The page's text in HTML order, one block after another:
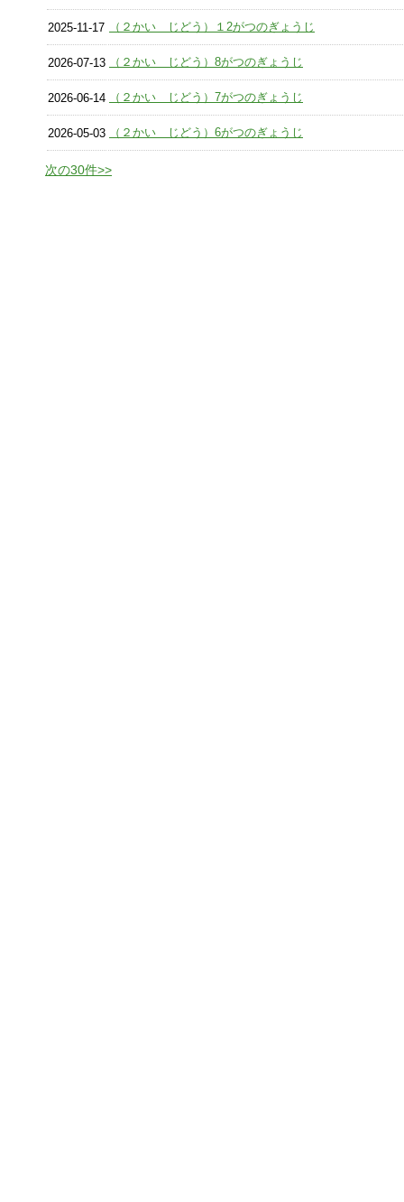
2025-11-17 （２かい じどう）１2がつのぎょうじ
2026-07-13 （２かい じどう）8がつのぎょうじ
2026-06-14 （２かい じどう）7がつのぎょうじ
2026-05-03 （２かい じどう）6がつのぎょうじ
次の30件>>